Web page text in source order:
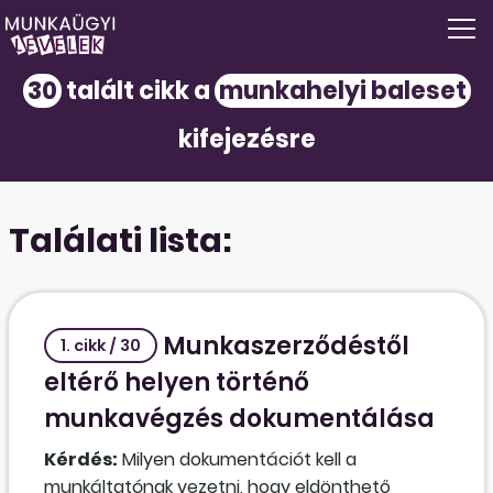
30talált cikk a munkahelyi baleset
kifejezésre
Találati lista:
1. cikk / 30
Munkaszerződéstől
eltérő helyen történő
munkavégzés dokumentálása
Kérdés: Milyen dokumentációt kell a
munkáltatónak vezetni, hogy eldönthető